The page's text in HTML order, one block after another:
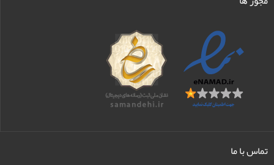
تماس با ما